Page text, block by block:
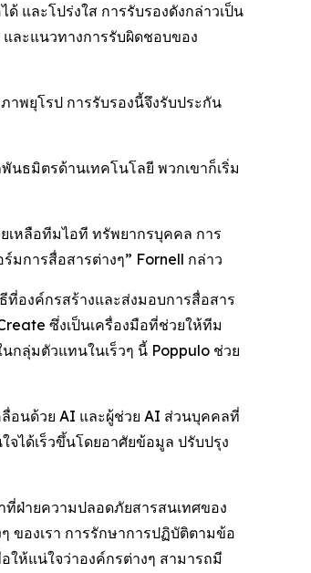
และโปร่งใส การรับรองดังกล่าวเป็น
และแนวทางการรับผิดชอบของ
าพยุโรป การรับรองนี้จึงรับประกัน
นธมิตรด้านเทคโนโลยี พวกเขาก็เริ่ม
เหลือทีมไอที ทรัพยากรบุคคล การ
การสื่อสารต่างๆ” Fornell กล่าว
ที่องค์กรสร้างและส่งมอบการสื่อสาร
ซึ่งเป็นเครื่องมือที่ช่วยให้ทีม
กลุ่มตัวแทนในเร็วๆ นี้ Poppulo ช่วย
อนด้วย AI และผู้ช่วย AI ส่วนบุคคลที่
ได้เร็วขึ้นโดยอาศัยข้อมูล ปรับปรุง
ฝ่ายความปลอดภัยสารสนเทศของ
ของเรา การรักษาการปฏิบัติตามข้อ
ให้แน่ใจว่าองค์กรต่างๆ สามารถมี